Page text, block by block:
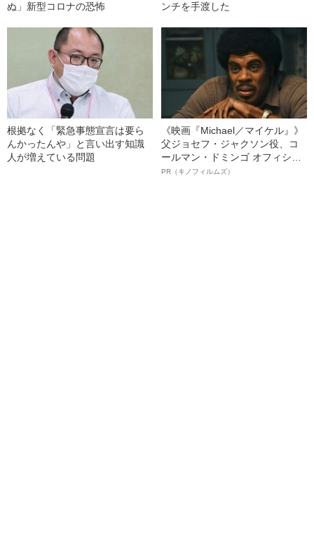
ぬ」新型コロナの恐怖
ンチを手渡した
根拠なく「緊急事態宣言は要ら
んかったんや」と言い出す知識
人が増えている問題
《映画『Michael／マイケル』》
父ジョセフ・ジャクソン役、コ
ールマン・ドミンゴ オフィシャ
ルインタビュー“観客を魅了した
PR（キノフィルムズ）